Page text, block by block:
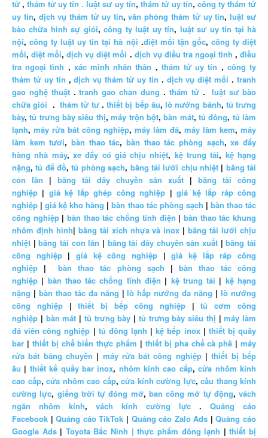
tử ,thám tử uy tín . luật sư uy tín, thám tử uy tín, công ty thám tử
uy tín, dịch vụ thám tử uy tín,văn phòng thám tử uy tín,luật sư
bào chữa hình sự giỏi,công ty luật uy tín, luật sư uy tín tại hà
nội,công ty luật uy tín tại hà nội .diệt mối tận gốc, công ty diệt
mối,diệt mối,dịch vụ diệt mối . dịch vụ điều tra ngoại tình ,điều
tra ngoại tình , xác minh nhân thân , thám tử uy tín , công ty
thám tử uy tín ,dịch vụ thám tử uy tín . dịch vụ diệt mối .tranh
gao nghệ thuật.tranh gao chan dung . thám tử.luật sư bào
chữa giỏi .thám tử tư.thiết bị bếp âu,lò nướng bánh, tủ trưng
bày,tủ trưng bày siêu thị,máy trộn bột,bàn mát, tủ đông, tủ làm
lạnh, máy rửa bát công nghiệp, máy làm đá, máy làm kem, máy
làm kem tươi,bàn thao tác,bàn thao tác phòng sạch,xe đẩy
hàng nhà máy, xe đẩy có giá chịu nhiệt, kệ trung tải, kệ hạng
nặng,tủ để đồ,tủ phòng sạch, băng tải lưới chịu nhiệt| băng tải
con lăn | băng tải dây chuyền sản xuất | băng tải công
nghiệp | giá kệ lắp ghép công nghiệp |giá kệ lắp ráp công
nghiệp |giá kệ kho hàng |bàn thao tác phòng sạch | bàn thao tác
công nghiệp|bàn thao tác chống tĩnh điện | bàn thao tác khung
nhôm định hình| băng tải xích nhựa và inox |băng tải lưới chịu
nhiệt |băng tải con lăn | băng tải dây chuyền sản xuất |băng tải
công nghiệp|giá kệ công nghiệp |giá kệ lắp ráp công
nghiệp |bàn thao tác phòng sạch | bàn thao tác công
nghiệp | bàn thao tác chống tĩnh điện | kệ trung tải | kệ hạng
nặng | bàn thao tác đa năng |lò hấp nướng đa năng |lò nướng
công nghiệp|thiết bị bếp công nghiệp|tủ cơm công
nghiệp | bàn mát | tủ trưng bày | tủ trưng bày siêu thị |máy làm
đá viên công nghiệp | tủ đông lạnh |kệ bếp inox| thiết bị quầy
bar | thiết bị chế biến thực phẩm | thiết bị pha chế cà phê | máy
rửa bát băng chuyền | máy rửa bát công nghiệp|thiết bị bếp
âu | thiết kế quầy bar inox, nhôm kính cao cấp,cửa nhôm kính
cao cấp, cửa nhôm cao cấp, cửa kính cường lực, cầu thang kính
cường lực, giếng trời tự đóng mở, ban công mở tự động, vách
ngăn nhôm kính, vách kính cường lực . Quảng cáo
Facebook |Quảng cáo TikTok | Quảng cáo Zalo Ads |Quảng cáo
Google Ads| Toyota Bắc Ninh | thực phẩm đông lạnh |thiết bị